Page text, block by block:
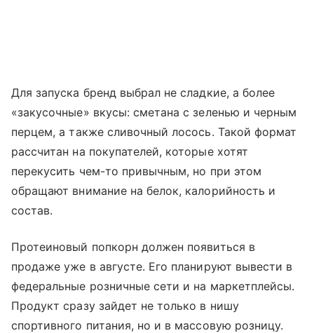
Для запуска бренд выбрал не сладкие, а более
«закусочные» вкусы: сметана с зеленью и черным
перцем, а также сливочный лосось. Такой формат
рассчитан на покупателей, которые хотят
перекусить чем-то привычным, но при этом
обращают внимание на белок, калорийность и
состав.
Протеиновый попкорн должен появиться в
продаже уже в августе. Его планируют вывести в
федеральные розничные сети и на маркетплейсы.
Продукт сразу зайдет не только в нишу
спортивного питания, но и в массовую розницу.